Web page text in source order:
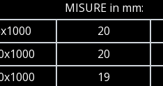
MISURE in mm:
20
20
19